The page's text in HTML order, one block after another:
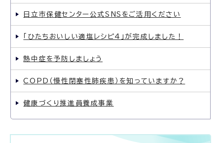
日立市保健センター公式SNSをご活用ください
「ひたちおいしい適塩レシピ4」が完成しました！
熱中症を予防しましょう
COPD（慢性閉塞性肺疾患）を知っていますか？
健康づくり推進員養成事業